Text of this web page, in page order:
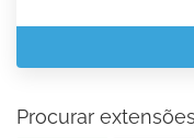
Procurar